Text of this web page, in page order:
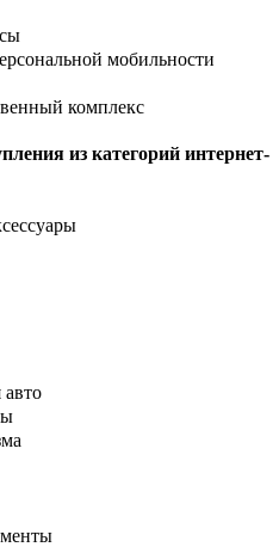
мобильности
комплекс
из категорий интернет-
авто